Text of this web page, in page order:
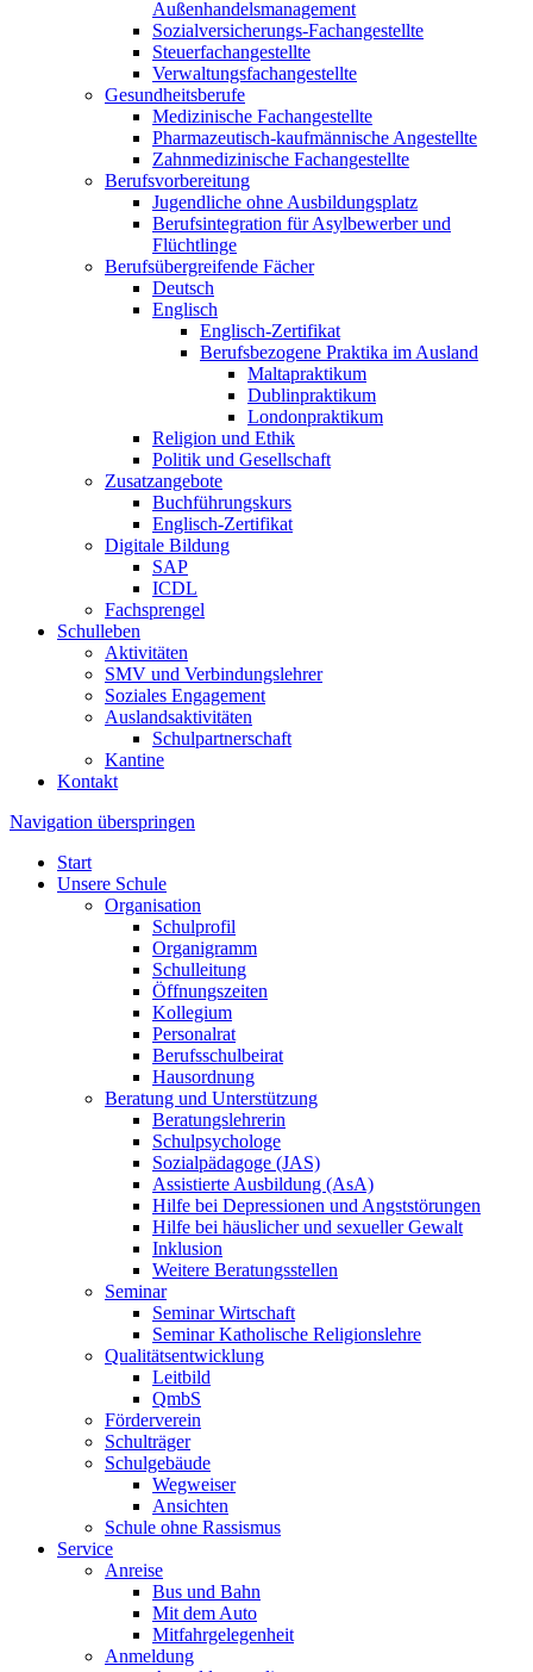
Außenhandelsmanagement
Sozialversicherungs-Fachangestellte
Steuerfachangestellte
Verwaltungsfachangestellte
Gesundheitsberufe
Medizinische Fachangestellte
Pharmazeutisch-kaufmännische Angestellte
Zahnmedizinische Fachangestellte
Berufsvorbereitung
Jugendliche ohne Ausbildungsplatz
Berufsintegration für Asylbewerber und
Flüchtlinge
Berufsübergreifende Fächer
Deutsch
Englisch
Englisch-Zertifikat
Berufsbezogene Praktika im Ausland
Maltapraktikum
Dublinpraktikum
Londonpraktikum
Religion und Ethik
Politik und Gesellschaft
Zusatzangebote
Buchführungskurs
Englisch-Zertifikat
Digitale Bildung
SAP
ICDL
Fachsprengel
Schulleben
Aktivitäten
SMV und Verbindungslehrer
Soziales Engagement
Auslandsaktivitäten
Schulpartnerschaft
Kantine
Kontakt
Navigation überspringen
Start
Unsere Schule
Organisation
Schulprofil
Organigramm
Schulleitung
Öffnungszeiten
Kollegium
Personalrat
Berufsschulbeirat
Hausordnung
Beratung und Unterstützung
Beratungslehrerin
Schulpsychologe
Sozialpädagoge (JAS)
Assistierte Ausbildung (AsA)
Hilfe bei Depressionen und Angststörungen
Hilfe bei häuslicher und sexueller Gewalt
Inklusion
Weitere Beratungsstellen
Seminar
Seminar Wirtschaft
Seminar Katholische Religionslehre
Qualitätsentwicklung
Leitbild
QmbS
Förderverein
Schulträger
Schulgebäude
Wegweiser
Ansichten
Schule ohne Rassismus
Service
Anreise
Bus und Bahn
Mit dem Auto
Mitfahrgelegenheit
Anmeldung